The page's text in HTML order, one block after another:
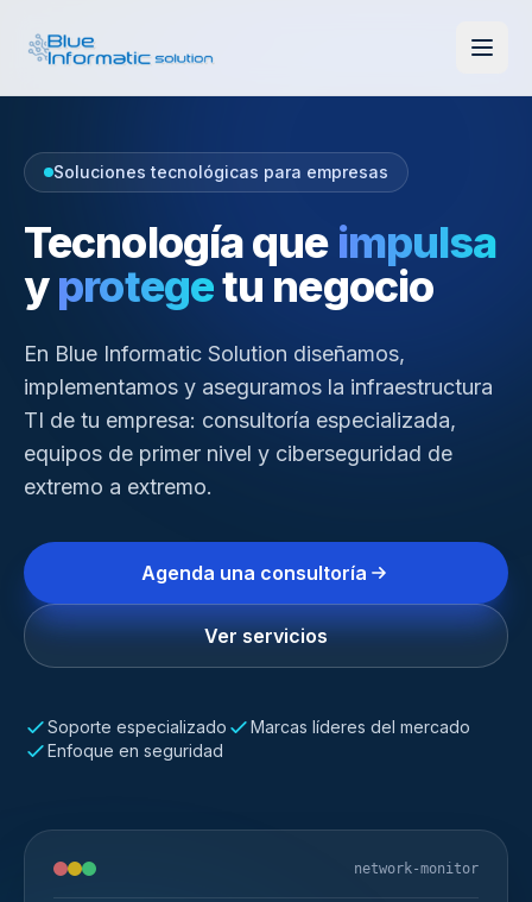
Soluciones tecnológicas para empresas
Tecnología que impulsa
yprotegetu negocio
En Blue Informatic Solution diseñamos,
implementamos y aseguramos la infraestructura
TI de tu empresa: consultoría especializada,
equipos de primer nivel y ciberseguridad de
extremo a extremo.
Agenda una consultoría
Ver servicios
Soporte especializado
Marcas líderes del mercado
Enfoque en seguridad
network-monitor